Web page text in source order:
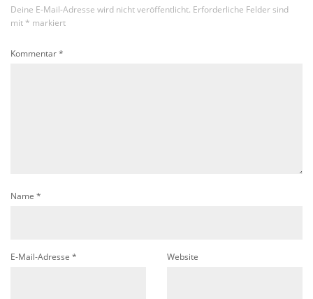
Deine E-Mail-Adresse wird nicht veröffentlicht. Erforderliche Felder sind
mit * markiert
Kommentar*
Name *
E-Mail-Adresse * Website